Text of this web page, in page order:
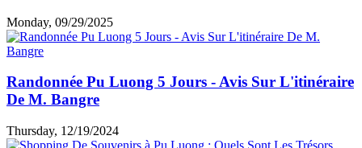
Monday, 09/29/2025
Randonnée Pu Luong 5 Jours - Avis Sur L'itinéraire
De M. Bangre
Thursday, 12/19/2024